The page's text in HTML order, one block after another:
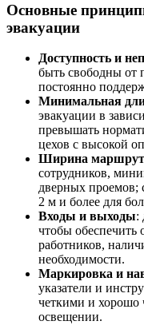
Основные
эвакуации
Доступность и
быть свободны от
постоянно
Минимальная
эвакуации в
превышать
цехов с высокой
Ширина
сотрудников,
дверных проемов;
2 м и более для
Входы и выходы:
чтобы обеспечить
работников,
необходимости.
Маркировка и
указатели и
четкими и
освещении.